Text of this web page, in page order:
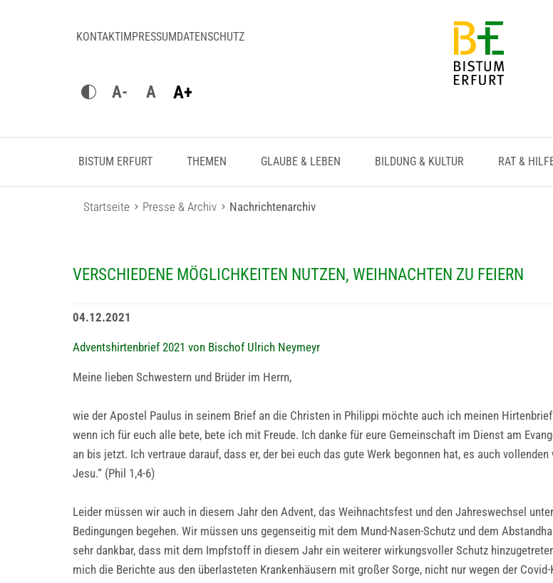
KONTAKTIMPRESSUMDATENSCHUTZ
A- A A+
BISTUM ERFURT THEMEN GLAUBE & LEBEN BILDUNG & KULTUR RAT &
Startseite Presse & Archiv Nachrichtenarchiv
VERSCHIEDENE MÖGLICHKEITEN NUTZEN, WEIHNACHTEN ZU FEIERN
04.12.2021
Adventshirtenbrief 2021 von Bischof Ulrich Neymeyr
Meine lieben Schwestern und Brüder im Herrn,
wie der Apostel Paulus in seinem Brief an die Christen in Philippi möchte auch ich meinen
wenn ich für euch alle bete, bete ich mit Freude. Ich danke für eure Gemeinschaft im Dienst am
an bis jetzt. Ich vertraue darauf, dass er, der bei euch das gute Werk begonnen hat, es auch
Jesu.“ (Phil 1,4-6)
Leider müssen wir auch in diesem Jahr den Advent, das Weihnachtsfest und den Jahreswechsel
Bedingungen begehen. Wir müssen uns gegenseitig mit dem Mund-Nasen-Schutz und dem
sehr dankbar, dass mit dem Impfstoff in diesem Jahr ein weiterer wirkungsvoller Schutz
mich die Berichte aus den überlasteten Krankenhäusern mit großer Sorge, nicht nur wegen der